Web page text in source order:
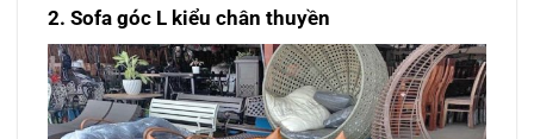
2. Sofa góc L kiểu chân thuyền